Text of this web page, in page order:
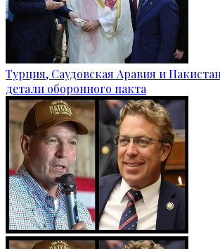
Турция, Саудовская Аравия и
детали оборонного пакта